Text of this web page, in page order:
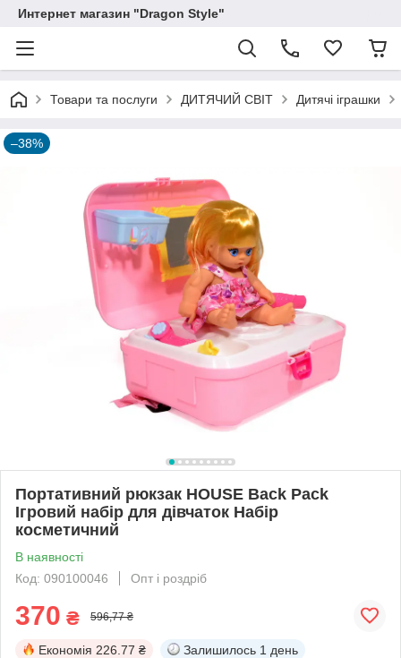
Интернет магазин "Dragon Style"
Товари та послуги ДИТЯЧИЙ СВІТ Дитячі іграшки
–38%
Портативний рюкзак HOUSE Back Pack
Ігровий набір для дівчаток Набір
косметичний
В наявності
Код: 090100046
Опт і роздріб
370 ₴ 596,77 ₴
Економія 226.77 ₴ Залишилось 1 день